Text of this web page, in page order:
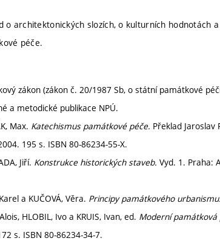
o architektonických slozích, o kulturních
péče.
zákon (zákon č. 20/1987 Sb, o státní památkové
a metodické publikace NPÚ.
Max. Katechismus památkové péče. Překlad
195 s. ISBN 80-86234-55-X.
Jiří. Konstrukce historických staveb. Vyd. 1. Praha:
a KUČOVÁ, Věra. Principy památkového urbanismu.
HLOBIL, Ivo a KRUIS, Ivan, ed. Moderní památková
s. ISBN 80-86234-34-7.